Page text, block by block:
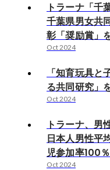
トラーナ「千
千葉県男女共
彰「奨励賞」
Oct 2024
「知育玩具と
る共同研究」
Oct 2024
トラーナ、男
日本人男性平
児参加率100
Oct 2024